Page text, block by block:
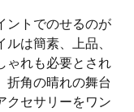
ントでのせるのが
は簡素、上品、
ゃれも必要とされ
折角の晴れの舞台
クセサリーをワン